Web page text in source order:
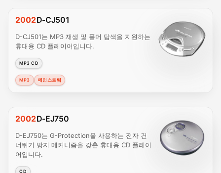
2002D-CJ501
D-CJ501는 MP3 재생 및 폴더 탐색을 지원하는
휴대용 CD 플레이어입니다.
MP3 CD
MP3 메인스트림
2002D-EJ750
D-EJ750는 G-Protection을 사용하는 전자 건
너뛰기 방지 메커니즘을 갖춘 휴대용 CD 플레이
어입니다.
CD